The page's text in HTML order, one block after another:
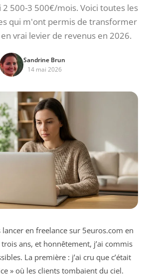
500-3 500€/mois. Voici toutes les
qui m'ont permis de transformer
vrai levier de revenus en 2026.
Sandrine Brun
14 mai 2026
lancer en freelance sur 5euros.com en
trois ans, et honnêtement, j’ai commis
La première : j’ai cru que c’était
» où les clients tombaient du ciel.